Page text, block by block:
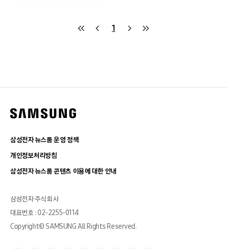
1
삼성전자 뉴스룸 운영 정책
개인정보처리방침
삼성전자 뉴스룸 콘텐츠 이용에 대한 안내
삼성전자 주식회사
대표번호 : 02-2255-0114
Copyright© SAMSUNG All Rights Reserved.